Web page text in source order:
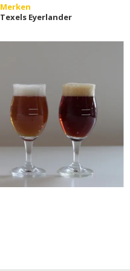
Merken
Texels Eyerlander